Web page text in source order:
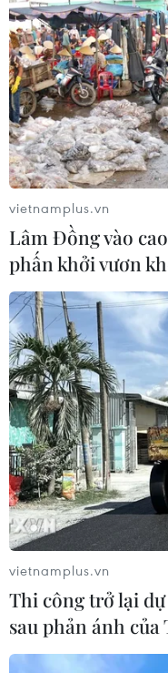
vietnamplus.vn
Lâm Đồng vào
phấn khởi vươn
vietnamplus.vn
Thi công trở lại
sau phản ánh của